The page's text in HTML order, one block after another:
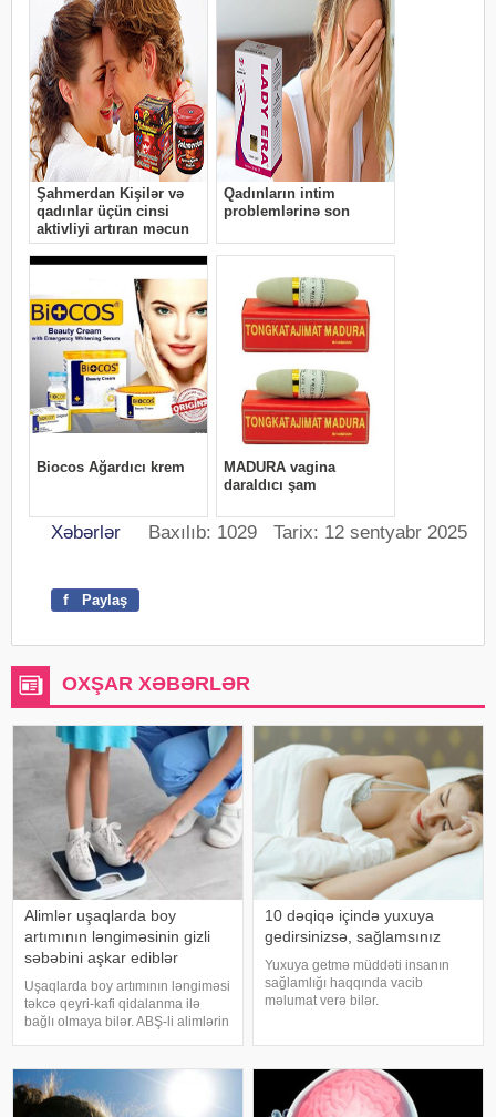
Xəbərlər Baxılıb: 1029 Tarix: 12 sentyabr 2025
f Paylaş
OXŞAR XƏBƏRLƏR
Alimlər uşaqlarda boy
artımının ləngiməsinin gizli
səbəbini aşkar ediblər
Uşaqlarda boy artımının ləngiməsi
təkcə qeyri-kafi qidalanma ilə
bağlı olmaya bilər. ABŞ-li alimlərin
bakteriyalar hələ ana bətnində
olarkən körpənin inkişafın
10 dəqiqə içində yuxuya
gedirsinizsə, sağlamsınız
Yuxuya getmə müddəti insanın
sağlamlığı haqqında vacib
məlumat verə bilər.
üzrə mütəxəssis Mişel Drerupun
sözlərinə görə